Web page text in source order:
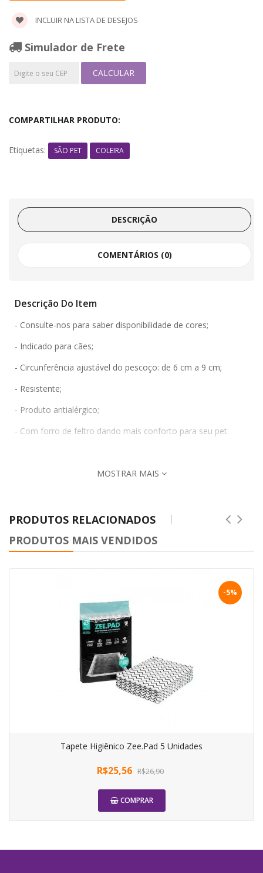
INCLUIR NA LISTA DE DESEJOS
Simulador de Frete
CALCULAR
COMPARTILHAR PRODUTO:
Etiquetas: SÃO PET COLEIRA
DESCRIÇÃO
COMENTÁRIOS (0)
Descrição Do Item
- Consulte-nos para saber disponibilidade de cores;
- Indicado para cães;
- Circunferência ajustável do pescoço: de 6 cm a 9 cm;
- Resistente;
- Produto antialérgico;
- Com forro de feltro dando mais conforto para seu pet.
MOSTRAR MAIS
PRODUTOS RELACIONADOS
PRODUTOS MAIS VENDIDOS
-5%
Tapete Higiênico Zee.Pad 5 Unidades
R$25,56 R$26,90
COMPRAR
-5%